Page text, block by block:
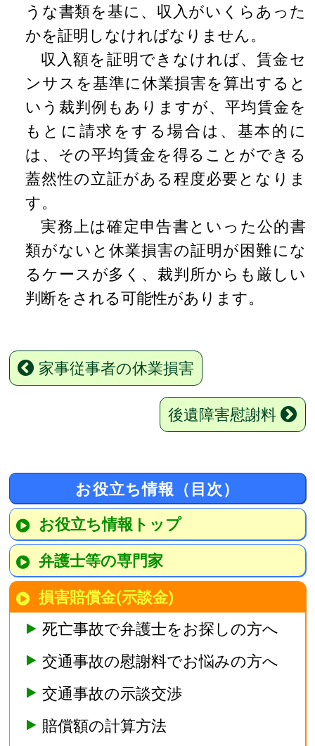
うな書類を基に、収入がいくらあった
かを証明しなければなりません。
収入額を証明できなければ、賃金セ
ンサスを基準に休業損害を算出すると
いう裁判例もありますが、平均賃金を
もとに請求をする場合は、基本的に
は、その平均賃金を得ることができる
蓋然性の立証がある程度必要となりま
す。
実務上は確定申告書といった公的書
類がないと休業損害の証明が困難にな
るケースが多く、裁判所からも厳しい
判断をされる可能性があります。
家事従事者の休業損害
後遺障害慰謝料
お役立ち情報（目次）
お役立ち情報トップ
弁護士等の専門家
損害賠償金(示談金)
死亡事故で弁護士をお探しの方へ
交通事故の慰謝料でお悩みの方へ
交通事故の示談交渉
賠償額の計算方法